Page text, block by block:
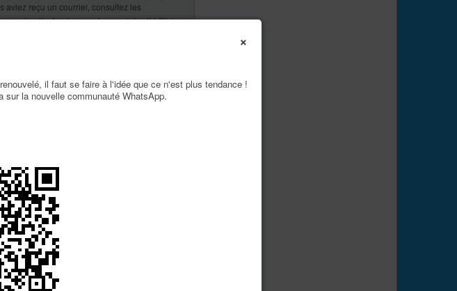
×
il faut se faire à l'idée que ce n'est plus tendance !
la nouvelle communauté WhatsApp.
aviez reçu un courriel, consultez les
courrier électronique ou le courriel a été filtré en
essayez de contacter un
beaucoup de forums suppriment
de données. Si tel était le cas, inscrivez-
internet collectant potentiellement des
des mineurs concernés. Si vous ne savez
conseillons de contacter un conseiller
ne peut pas vous fournir d’assistance légale